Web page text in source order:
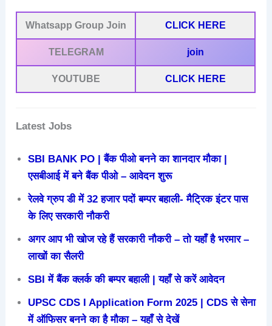
Whatsapp Group Join CLICK HERE
TELEGRAM join
YOUTUBE CLICK HERE
Latest Jobs
SBI BANK PO | बैंक पीओ बनने का शानदार मौका |
एसबीआई में बने बैंक पीओ – आवेदन शुरू
रेलवे ग्रुप डी में 32 हजार पदों बम्पर बहाली- मैट्रिक इंटर पास
के लिए सरकारी नौकरी
अगर आप भी खोज रहे हैं सरकारी नौकरी – तो यहाँ है भरमार –
लाखों का सैलरी
SBI में बैंक क्लर्क की बम्पर बहाली | यहाँ से करें आवेदन
UPSC CDS I Application Form 2025 | CDS से सेना
में ऑफिसर बनने का है मौका – यहाँ से देखें